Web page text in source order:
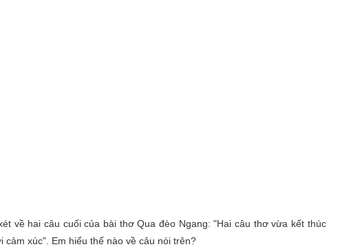
về hai câu cuối của bài thơ Qua đèo Ngang: "Hai câu thơ vừa kết thúc
xúc". Em hiểu thế nào về câu nói trên?